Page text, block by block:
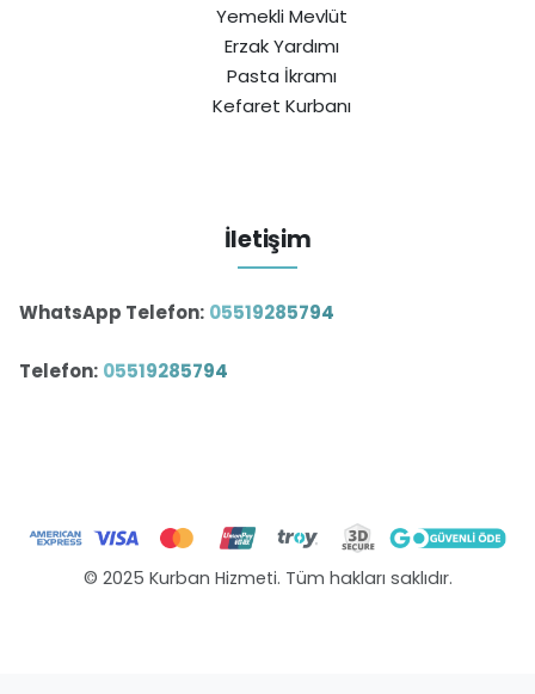
Yemekli Mevlüt
Erzak Yardımı
Pasta İkramı
Kefaret Kurbanı
İletişim
WhatsApp Telefon: 05519285794
Telefon: 05519285794
© 2025 Kurban Hizmeti. Tüm hakları saklıdır.